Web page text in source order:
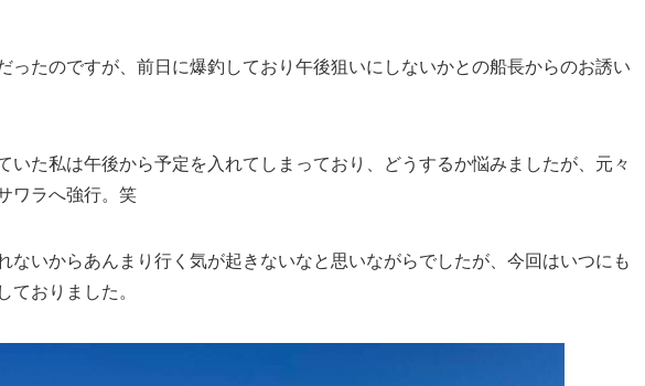
ったのですが、前日に爆釣しており午後狙いにしないかとの船長からのお誘い
いた私は午後から予定を入れてしまっており、どうするか悩みましたが、元々
ワラへ強行。笑
ないからあんまり行く気が起きないなと思いながらでしたが、今回はいつにも
ておりました。